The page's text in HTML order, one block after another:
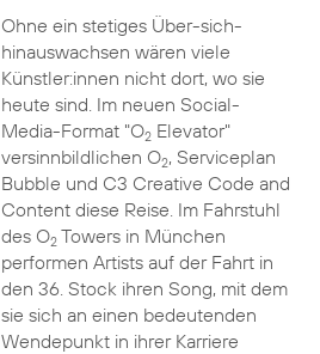
Ohne ein stetiges Über-sich-
hinauswachsen wären viele
Künstler:innen nicht dort, wo sie
heute sind. Im neuen Social-
Media-Format "O2Elevator"
versinnbildlichen O2, Serviceplan
Bubble und C3 Creative Code and
Content diese Reise. Im Fahrstuhl
des O2Towers in München
performen Artists auf der Fahrt in
den 36. Stock ihren Song, mit dem
sie sich an einen bedeutenden
Wendepunkt in ihrer Karriere